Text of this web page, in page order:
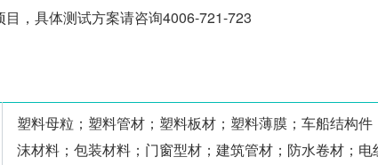
，具体测试方案请咨询4006-721-723
塑料母粒；塑料管材；塑料板材；塑料薄膜；车船结构
沫材料；包装材料；门窗型材；建筑管材；防水卷材；